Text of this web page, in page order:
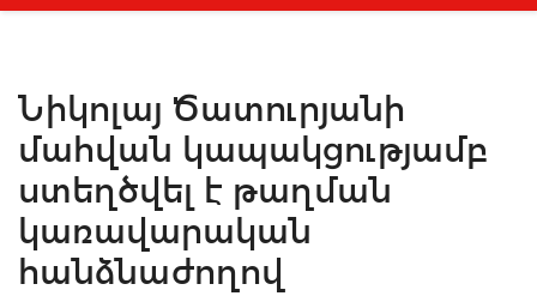
Նիկոլայ Ծատուրյանի
մահվան կապակցությամբ
ստեղծվել է թաղման
կառավարական
հանձնաժողով